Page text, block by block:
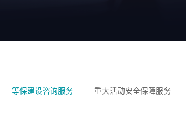
等保建设咨询服务 重大活动安全保障服务